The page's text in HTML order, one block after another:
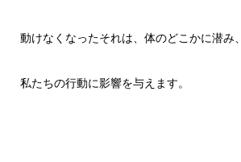
動けなくなったそれは、体のどこかに潜み、
私たちの行動に影響を与えます。